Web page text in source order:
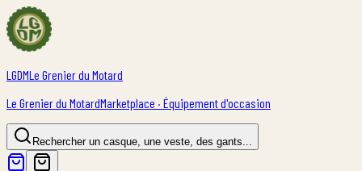
LGDMLe Grenier du Motard
Le Grenier du MotardMarketplace · Équipement d'occasion
Rechercher un casque, une veste, des gants...